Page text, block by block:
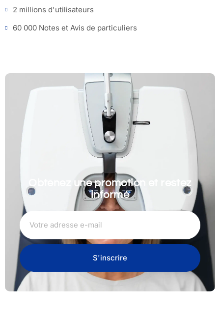
2 millions d'utilisateurs
60 000 Notes et Avis de particuliers
Obtenez une promotion et restez
informé
S'inscrire